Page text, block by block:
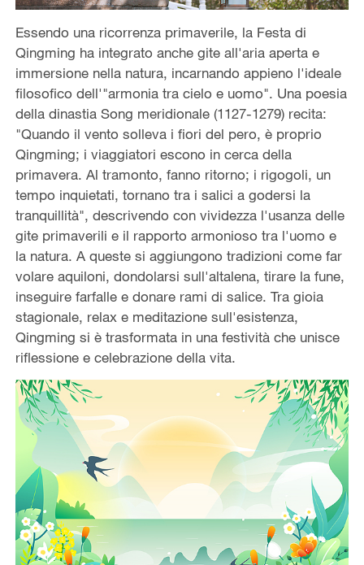
Essendo una ricorrenza primaverile, la Festa di
Qingming ha integrato anche gite all'aria aperta e
immersione nella natura, incarnando appieno l'ideale
filosofico dell'"armonia tra cielo e uomo". Una poesia
della dinastia Song meridionale (1127-1279) recita:
"Quando il vento solleva i fiori del pero, è proprio
Qingming; i viaggiatori escono in cerca della
primavera. Al tramonto, fanno ritorno; i rigogoli, un
tempo inquietati, tornano tra i salici a godersi la
tranquillità", descrivendo con vividezza l'usanza delle
gite primaverili e il rapporto armonioso tra l'uomo e
la natura. A queste si aggiungono tradizioni come far
volare aquiloni, dondolarsi sull'altalena, tirare la fune,
inseguire farfalle e donare rami di salice. Tra gioia
stagionale, relax e meditazione sull'esistenza,
Qingming si è trasformata in una festività che unisce
riflessione e celebrazione della vita.